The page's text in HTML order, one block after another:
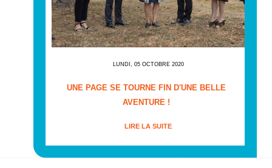
LUNDI, 05 OCTOBRE 2020
UNE PAGE SE TOURNE FIN D'UNE BELLE
AVENTURE !
LIRE LA SUITE